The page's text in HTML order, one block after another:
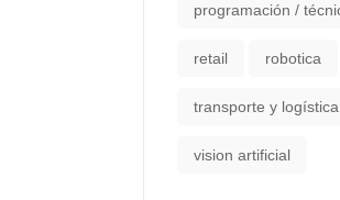
programación /
retail robotica
transporte y logística
vision artificial